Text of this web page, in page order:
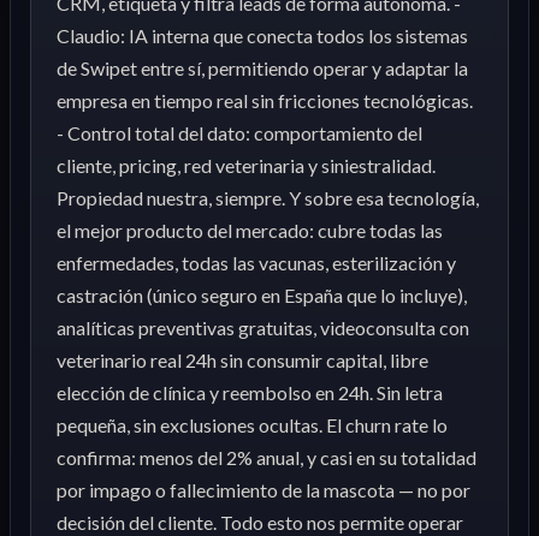
Claudio: IA interna que conecta todos los sistemas
de Swipet entre sí, permitiendo operar y adaptar la
empresa en tiempo real sin fricciones tecnológicas.
- Control total del dato: comportamiento del
cliente, pricing, red veterinaria y siniestralidad.
Propiedad nuestra, siempre. Y sobre esa tecnología,
el mejor producto del mercado: cubre todas las
enfermedades, todas las vacunas, esterilización y
castración (único seguro en España que lo incluye),
analíticas preventivas gratuitas, videoconsulta con
veterinario real 24h sin consumir capital, libre
elección de clínica y reembolso en 24h. Sin letra
pequeña, sin exclusiones ocultas. El churn rate lo
confirma: menos del 2% anual, y casi en su totalidad
por impago o fallecimiento de la mascota — no por
decisión del cliente. Todo esto nos permite operar